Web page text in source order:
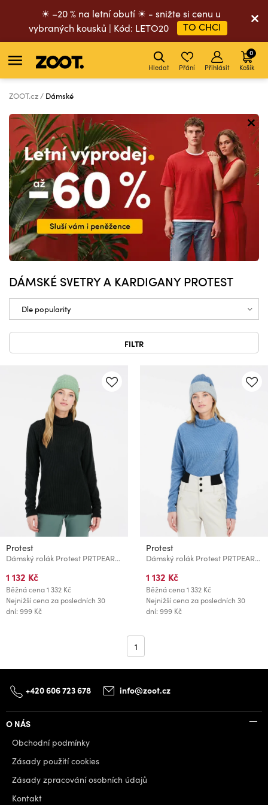
☀ –20 % na letní obutí ☀ - snižte si cenu u
vybraných kousků | Kód: LETO20
TO CHCI
Hledat Přání Přihlásit Košík
0
ZOOT.cz Dámské
DÁMSKÉ SVETRY A KARDIGANY PROTEST
FILTR
Protest
Dámský rolák Protest PRTPEARLA
1 132 Kč
Běžná cena1 332 Kč
Nejnižší cena za posledních 30
dní: 999 Kč
Protest
Dámský rolák Protest PRTPEARLA
1 132 Kč
Běžná cena1 332 Kč
Nejnižší cena za posledních 30
dní: 999 Kč
1
+420 606 723 678 info@zoot.cz
O NÁS
Obchodní podmínky
Zásady použití cookies
Zásady zpracování osobních údajů
Kontakt